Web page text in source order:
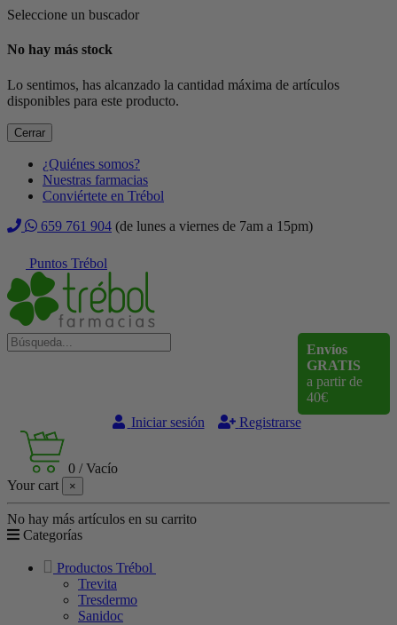
Seleccione un buscador
No hay más stock
Lo sentimos, has alcanzado la cantidad máxima de artículos
disponibles para este producto.
Cerrar
¿Quiénes somos?
Nuestras farmacias
Conviértete en Trébol
659 761 904 (de lunes a viernes de 7am a 15pm)
Puntos Trébol
Envíos
GRATIS
a partir de
40€
Iniciar sesión
Registrarse
0 /Vacío
Your cart
×
No hay más artículos en su carrito
Categorías
Productos Trébol
Trevita
Tresdermo
Sanidoc